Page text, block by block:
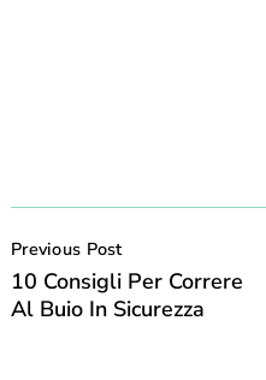
Navigation
Previous Post
10 Consigli Per Correre
Al Buio In Sicurezza